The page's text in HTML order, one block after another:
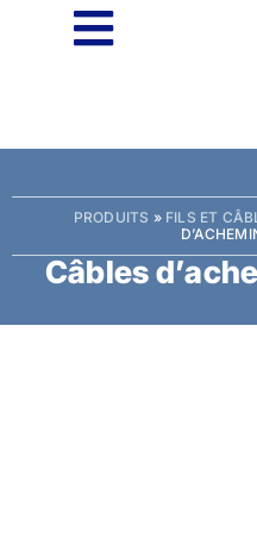
PRODUITS » FILS ET
Câbles